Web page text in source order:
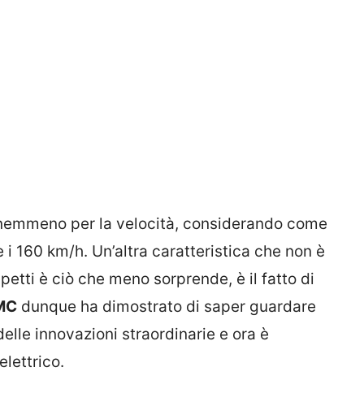
per la velocità, considerando come
160 km/h. Un’altra caratteristica che non è
è ciò che meno sorprende, è il fatto di
dunque ha dimostrato di saper guardare
innovazioni straordinarie e ora è